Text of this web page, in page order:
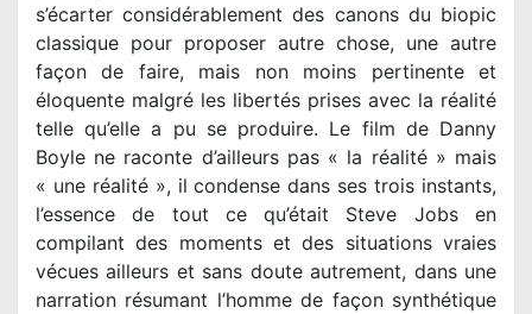
s’écarter considérablement des canons du biopic
classique pour proposer autre chose, une autre
façon de faire, mais non moins pertinente et
éloquente malgré les libertés prises avec la réalité
telle qu’elle a pu se produire. Le film de Danny
Boyle ne raconte d’ailleurs pas « la réalité » mais
« une réalité », il condense dans ses trois instants,
l’essence de tout ce qu’était Steve Jobs en
compilant des moments et des situations vraies
vécues ailleurs et sans doute autrement, dans une
narration résumant l’homme de façon synthétique